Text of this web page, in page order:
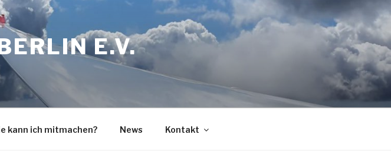
E.V.
kann ich mitmachen? News Kontakt